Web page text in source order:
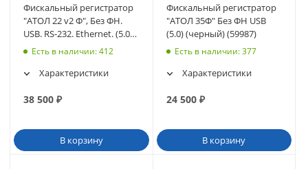
Фискальный регистратор
"АТОЛ 22 v2 Ф", Без ФН.
USB. RS-232. Ethernet. (5.0)
(с ИТС) (черный) (55081)
Есть в наличии: 412
Характеристики
38 500 ₽
В корзину
Фискальный регистратор
"АТОЛ 35Ф" Без ФН USB
(5.0) (черный) (59987)
Есть в наличии: 377
Характеристики
24 500₽
В корзину